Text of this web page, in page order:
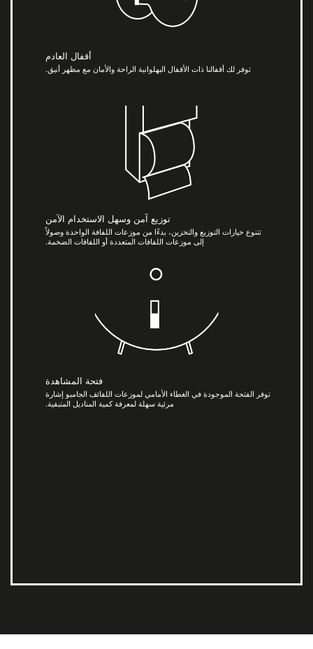
أقفال العادم
توفر لك أقفالنا ذات الأقفال البهلوانية الراحة والأمان مع مظهر أنيق.
توزيع آمن وسهل الاستخدام الآمن
تتنوع خيارات التوزيع والتخزين، بدءًا من موزعات اللفافة الواحدة وصولاً
إلى موزعات اللفافات المتعددة أو اللفافات الضخمة.
فتحة المشاهدة
توفر الفتحة الموجودة في الغطاء الأمامي لموزعات اللفائف الجامبو إشارة
مرئية سهلة لمعرفة كمية المناديل المتبقية.